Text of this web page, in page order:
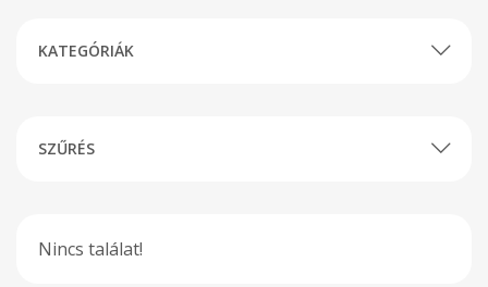
KATEGÓRIÁK
SZŰRÉS
Nincs találat!